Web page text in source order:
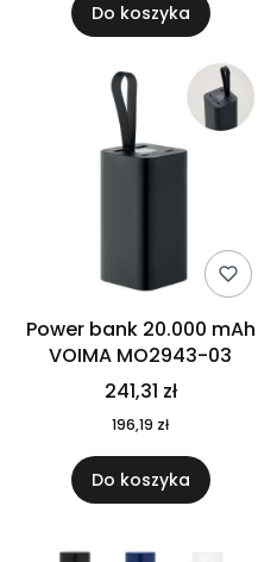
Do koszyka
Power bank 20.000 mAh
VOIMA MO2943-03
241,31 zł
196,19 zł
Do koszyka